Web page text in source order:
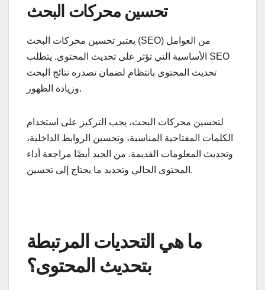
تحسين محركات البحث
يعتبر تحسين محركات البحث (SEO) من العوامل
الأساسية التي تؤثر على تحديث المحتوى. يتطلب SEO
تحديث المحتوى بانتظام لضمان تصدره نتائج البحث
وزيادة الظهور.
لتحسين محركات البحث، يجب التركيز على استخدام
الكلمات المفتاحية المناسبة، وتحسين الروابط الداخلية،
وتحديث المعلومات القديمة. من الجيد أيضًا مراجعة أداء
المحتوى الحالي وتحديد ما يحتاج إلى تحسين.
ما هي التحديات المرتبطة
بتحديث المحتوى؟